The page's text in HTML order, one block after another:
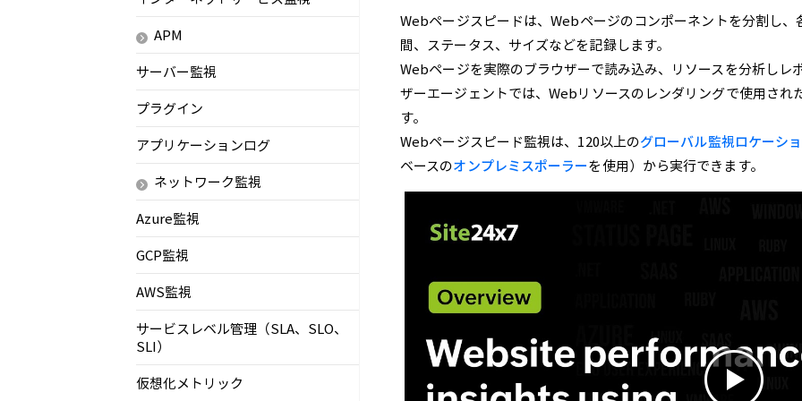
APM
サーバー監視
プラグイン
アプリケーションログ
ネットワーク監視
Azure監視
GCP監視
AWS監視
サービスレベル管理（SLA、SLO、
SLI）
仮想化メトリック
Webページスピードは、Webページのコンポーネントを分割し
間、ステータス、サイズなどを記録します。
Webページを実際のブラウザーで読み込み、リソースを分析し
ザーエージェントでは、Webリソースのレンダリングで使用さ
す。
Webページスピード監視は、120以上のグローバル監視ロケーシ
ベースのオンプレミスポーラーを使用）から実行できます。